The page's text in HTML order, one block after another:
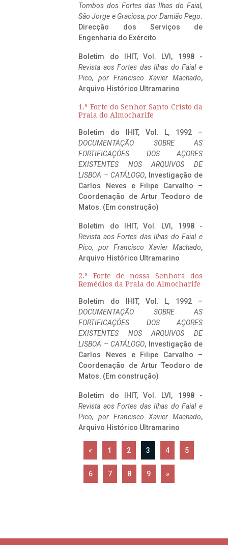
Tombos dos Fortes das Ilhas do Faial,
São Jorge e Graciosa, por Damião Pego.
Direcção dos Serviços de
Engenharia do Exército.
Boletim do IHIT, Vol. LVI, 1998 -
Revista aos Fortes das Ilhas do Faial e
Pico, por Francisco Xavier Machado,
Arquivo Histórico Ultramarino
1.º Forte do Senhor Santo Cristo da
Praia do Almocharife
Boletim do IHIT, Vol. L, 1992 –
DOCUMENTAÇÃO SOBRE AS
FORTIFICAÇÕES DOS AÇORES
EXISTENTES NOS ARQUIVOS DE
LISBOA – CATÁLOGO, Investigação de
Carlos Neves e Filipe Carvalho –
Coordenação de Artur Teodoro de
Matos. (Em construção)
Boletim do IHIT, Vol. LVI, 1998 -
Revista aos Fortes das Ilhas do Faial e
Pico, por Francisco Xavier Machado,
Arquivo Histórico Ultramarino
2.º Forte de nossa Senhora dos
Remédios da Praia do Almocharife
Boletim do IHIT, Vol. L, 1992 –
DOCUMENTAÇÃO SOBRE AS
FORTIFICAÇÕES DOS AÇORES
EXISTENTES NOS ARQUIVOS DE
LISBOA – CATÁLOGO, Investigação de
Carlos Neves e Filipe Carvalho –
Coordenação de Artur Teodoro de
Matos. (Em construção)
Boletim do IHIT, Vol. LVI, 1998 -
Revista aos Fortes das Ilhas do Faial e
Pico, por Francisco Xavier Machado,
Arquivo Histórico Ultramarino
« 1 2 3 4 5
6 7 8 9 »